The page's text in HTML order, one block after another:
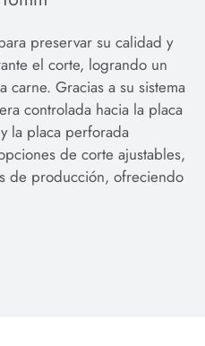
preservar su calidad y
el corte, logrando un
Gracias a su sistema
controlada hacia la placa
la placa perforada
de corte ajustables,
de producción, ofreciendo